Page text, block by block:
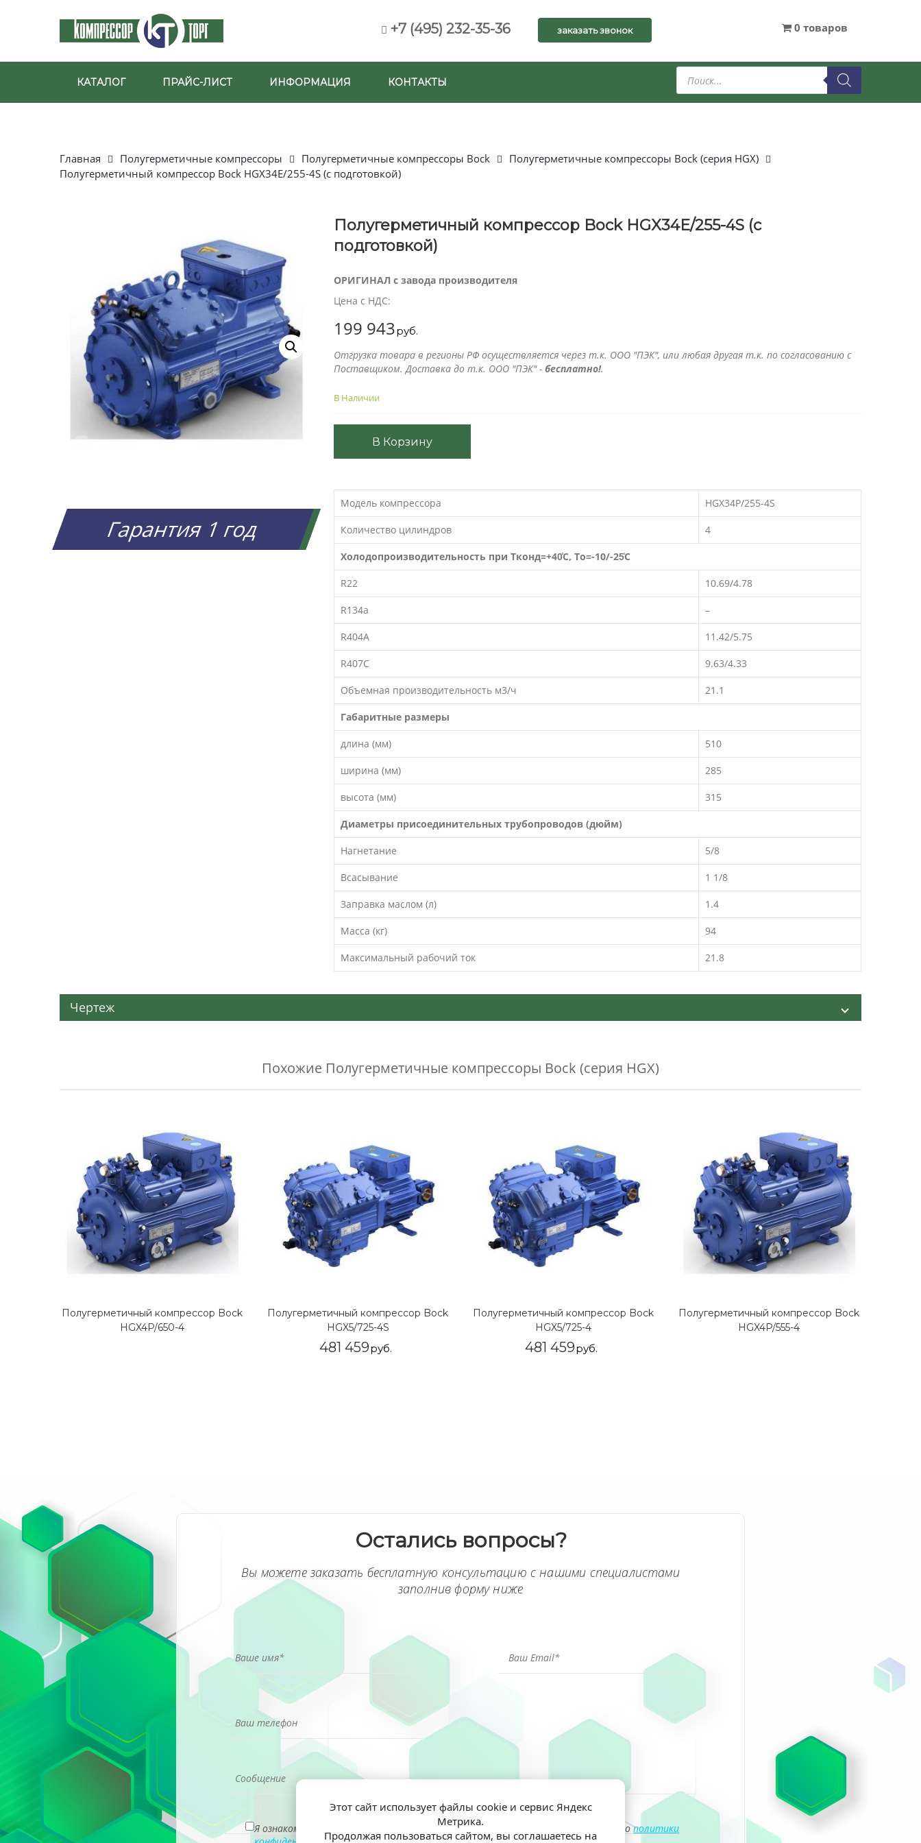
+7 (495) 232-35-36 заказать звонок 0 товаров
КАТАЛОГ ПРАЙС-ЛИСТ ИНФОРМАЦИЯ КОНТАКТЫ
Поиск
товаров
Главная Полугерметичные компрессоры Полугерметичные компрессоры Bock
Полугерметичные компрессоры Bock (серия HGX)
Полугерметичный компрессор Bock HGX34E/255-4S (с подготовкой)
Гарантия 1 год
Полугерметичный компрессор Bock HGX34E/255-4S (с
подготовкой)
ОРИГИНАЛ с завода производителя
Цена с НДС:
199 943руб.
Отгрузка товара в регионы РФ осуществляется через т.к. ООО "ПЭК", или любая другая т.к. по согласованию с
Поставщиком. Доставка до т.к. ООО "ПЭК" - бесплатно!.
В Наличии
В Корзину
Модель компрессора HGX34P/255-4S
Количество цилиндров 4
Холодопроизводительность при Тконд=+40̊C, То=-10/-25̊C
R22 10.69/4.78
R134a –
R404A 11.42/5.75
R407C 9.63/4.33
Объемная производительность м3/ч 21.1
Габаритные размеры
длина (мм) 510
ширина (мм) 285
высота (мм) 315
Диаметры присоединительных трубопроводов (дюйм)
Нагнетание 5/8
Всасывание 1 1/8
Заправка маслом (л) 1.4
Масса (кг) 94
Максимальный рабочий ток 21.8
Чертеж
Похожие Полугерметичные компрессоры Bock (серия HGX)
Полугерметичный компрессор Bock
HGX4P/650-4
Полугерметичный компрессор Bock
HGX5/725-4S
481 459руб.
Полугерметичный компрессор Bock
HGX5/725-4
481 459руб.
Полугерметичный компрессор Bock
HGX4P/555-4
Остались вопросы?
Вы можете заказать бесплатную консультацию с нашими специалистами
заполнив форму ниже
Я ознакомлен(а) и согласен(на) на обработку моих персональных данных согласнополитики
Этот сайт использует файлы cookie и сервис Яндекс
Метрика.
Продолжая пользоваться сайтом, вы соглашаетесь на